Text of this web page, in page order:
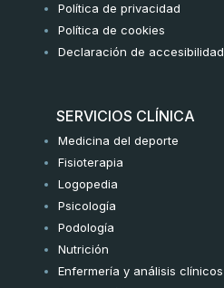
m
Política de privacidad
Política de cookies
Declaración de accesibilidad
SERVICIOS CLÍNICA
Medicina del deporte
Fisioterapia
Logopedia
Psicología
Podología
Nutrición
Enfermería y análisis clínicos